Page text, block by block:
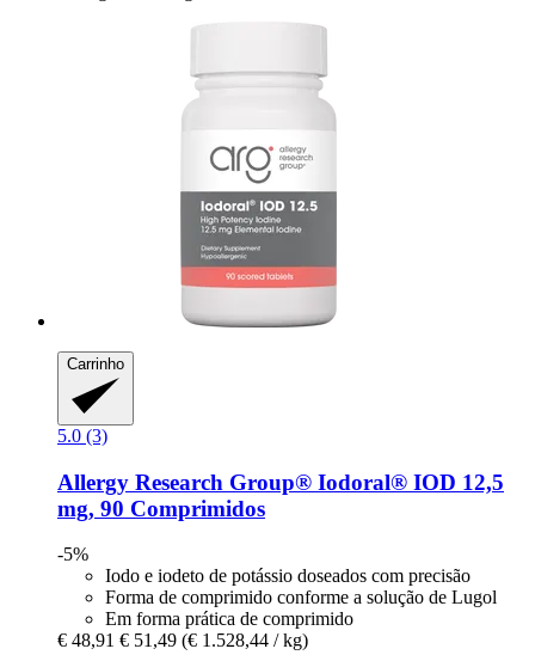
Carrinho
5.0 (3)
Allergy Research Group® Iodoral® IOD 12,5
mg, 90 Comprimidos
-5%
Iodo e iodeto de potássio doseados com precisão
Forma de comprimido conforme a solução de Lugol
Em forma prática de comprimido
€ 48,91 € 51,49 (€ 1.528,44 / kg)